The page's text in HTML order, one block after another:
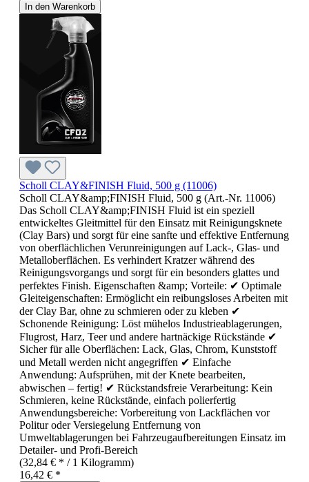
In den Warenkorb
Scholl CLAY&FINISH Fluid, 500 g (11006)
Scholl CLAY&amp;FINISH Fluid, 500 g (Art.-Nr. 11006)
Das Scholl CLAY&amp;FINISH Fluid ist ein speziell
entwickeltes Gleitmittel für den Einsatz mit Reinigungsknete
(Clay Bars) und sorgt für eine sanfte und effektive Entfernung
von oberflächlichen Verunreinigungen auf Lack-, Glas- und
Metalloberflächen. Es verhindert Kratzer während des
Reinigungsvorgangs und sorgt für ein besonders glattes und
perfektes Finish. Eigenschaften &amp; Vorteile: ✔ Optimale
Gleiteigenschaften: Ermöglicht ein reibungsloses Arbeiten mit
der Clay Bar, ohne zu schmieren oder zu kleben ✔
Schonende Reinigung: Löst mühelos Industrieablagerungen,
Flugrost, Harz, Teer und andere hartnäckige Rückstände ✔
Sicher für alle Oberflächen: Lack, Glas, Chrom, Kunststoff
und Metall werden nicht angegriffen ✔ Einfache
Anwendung: Aufsprühen, mit der Knete bearbeiten,
abwischen – fertig! ✔ Rückstandsfreie Verarbeitung: Kein
Schmieren, keine Rückstände, einfach polierfertig
Anwendungsbereiche: Vorbereitung von Lackflächen vor
Politur oder Versiegelung Entfernung von
Umweltablagerungen bei Fahrzeugaufbereitungen Einsatz im
Detailer- und Profi-Bereich
(32,84 € * / 1 Kilogramm)
16,42 € *